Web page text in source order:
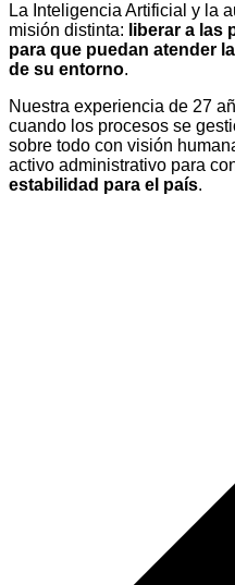
La Inteligencia Artificial y la
misión distinta: liberar a las
para que puedan atender
de su entorno.
Nuestra experiencia de 27
cuando los procesos se
sobre todo con visión
activo administrativo para
estabilidad para el país.